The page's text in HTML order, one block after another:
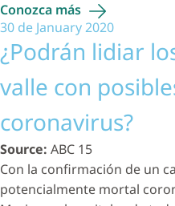
Conozca más
30 de January 2020
¿Podrán lidiar
valle con
coronavirus?
Source: ABC 15
Con la confirmación de un
potencialmente mortal